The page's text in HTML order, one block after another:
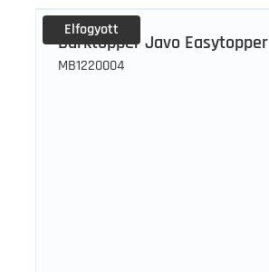
Elfogyott
Barktopper Javo Easytopper
MB1220004